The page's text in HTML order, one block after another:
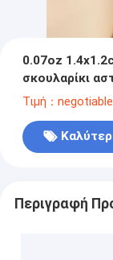
0.07oz
σκουλαρίκι
μπλε
Τιμή：negotiable
Περιγραφή